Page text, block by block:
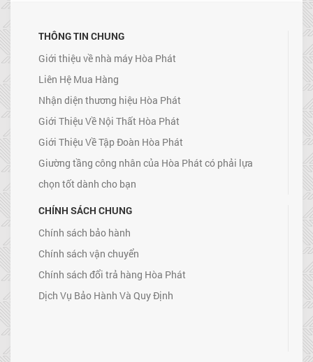
THÔNG TIN CHUNG
Giới thiệu về nhà máy Hòa Phát
Liên Hệ Mua Hàng
Nhận diện thương hiệu Hòa Phát
Giới Thiệu Về Nội Thất Hòa Phát
Giới Thiệu Về Tập Đoàn Hòa Phát
Giường tầng công nhân của Hòa Phát có phải lựa
chọn tốt dành cho bạn
CHÍNH SÁCH CHUNG
Chính sách bảo hành
Chính sách vận chuyển
Chính sách đổi trả hàng Hòa Phát
Dịch Vụ Bảo Hành Và Quy Định